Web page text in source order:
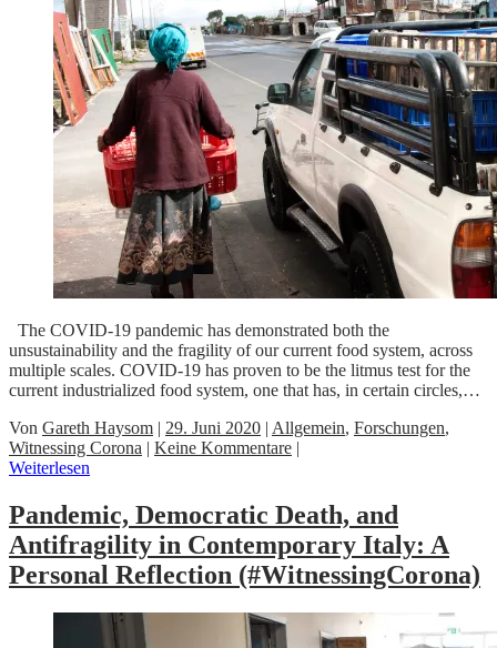
The COVID-19 pandemic has demonstrated both the
unsustainability and the fragility of our current food system, across
multiple scales. COVID-19 has proven to be the litmus test for the
current industrialized food system, one that has, in certain circles,…
Von Gareth Haysom | 29. Juni 2020 | Allgemein, Forschungen,
Witnessing Corona | Keine Kommentare |
Weiterlesen
Pandemic, Democratic Death, and
Antifragility in Contemporary Italy: A
Personal Reflection (#WitnessingCorona)